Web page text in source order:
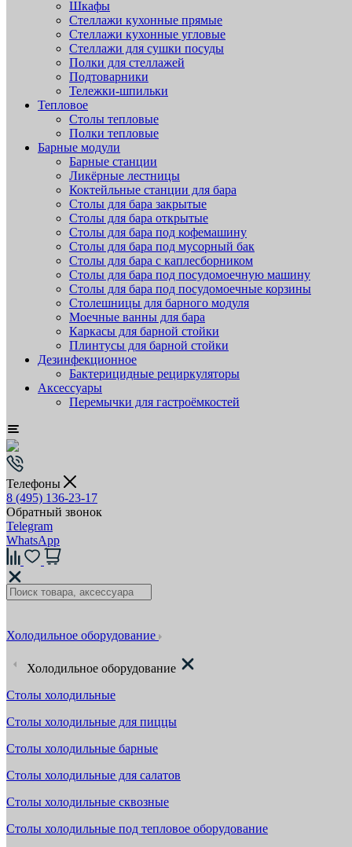
Шкафы
Стеллажи кухонные прямые
Стеллажи кухонные угловые
Стеллажи для сушки посуды
Полки для стеллажей
Подтоварники
Тележки-шпильки
Тепловое
Столы тепловые
Полки тепловые
Барные модули
Барные станции
Ликёрные лестницы
Коктейльные станции для бара
Столы для бара закрытые
Столы для бара открытые
Столы для бара под кофемашину
Столы для бара под мусорный бак
Столы для бара с каплесборником
Столы для бара под посудомоечную машину
Столы для бара под посудомоечные корзины
Столешницы для барного модуля
Моечные ванны для бара
Каркасы для барной стойки
Плинтусы для барной стойки
Дезинфекционное
Бактерицидные рециркуляторы
Аксессуары
Перемычки для гастроёмкостей
Телефоны
8 (495) 136-23-17
Обратный звонок
Telegram
WhatsApp
Холодильное оборудование
Холодильное оборудование
Столы холодильные
Столы холодильные для пиццы
Столы холодильные барные
Столы холодильные для салатов
Столы холодильные сквозные
Столы холодильные под тепловое оборудование